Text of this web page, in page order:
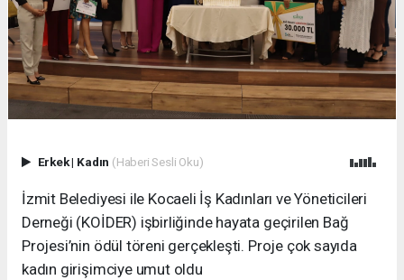
Erkek| Kadın (Haberi Sesli Oku)
İzmit Belediyesi ile Kocaeli İş Kadınları ve Yöneticileri
Derneği (KOİDER) işbirliğinde hayata geçirilen Bağ
Projesi’nin ödül töreni gerçekleşti. Proje çok sayıda
kadın girişimciye umut oldu